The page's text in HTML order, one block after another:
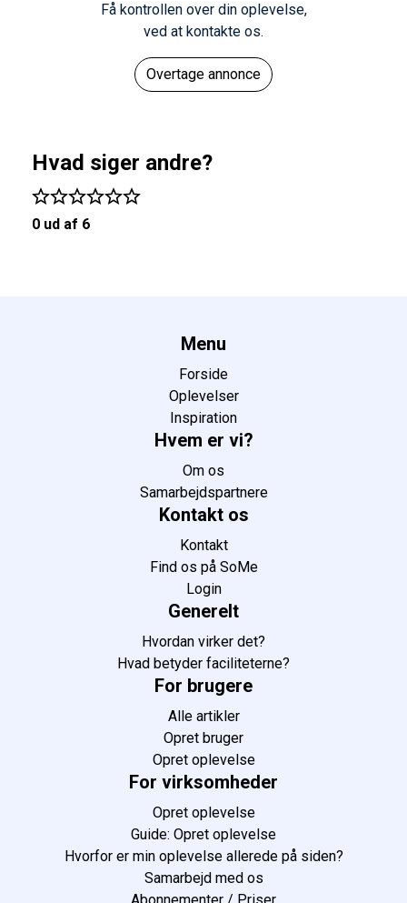
Få kontrollen over din oplevelse,
ved at kontakte os.
Overtage annonce
Hvad siger andre?
0 ud af 6
Menu
Forside
Oplevelser
Inspiration
Hvem er vi?
Om os
Samarbejdspartnere
Kontakt os
Kontakt
Find os på SoMe
Login
Generelt
Hvordan virker det?
Hvad betyder faciliteterne?
For brugere
Alle artikler
Opret bruger
Opret oplevelse
For virksomheder
Opret oplevelse
Guide: Opret oplevelse
Hvorfor er min oplevelse allerede på siden?
Samarbejd med os